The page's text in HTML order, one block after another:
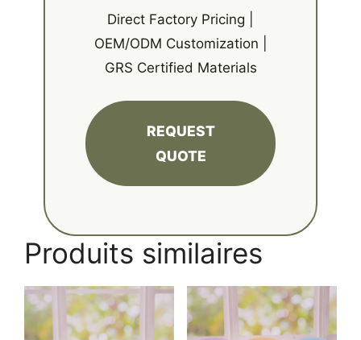
Direct Factory Pricing |
OEM/ODM Customization |
GRS Certified Materials
REQUEST
QUOTE
Produits similaires